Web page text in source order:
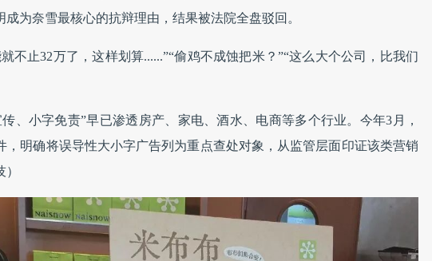
为奈雪最核心的抗辩理由，结果被法院全盘驳回。
不止32万了，这样划算......”“偷鸡不成蚀把米？”“这么大个公司，比我们
、小字免责”早已渗透房产、家电、酒水、电商等多个行业。今年3月，
，明确将误导性大小字广告列为重点查处对象，从监管层面印证该类营销